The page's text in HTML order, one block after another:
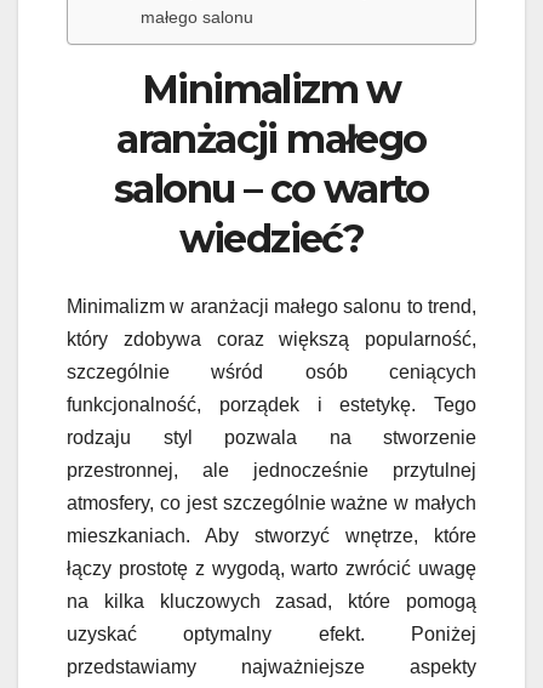
małego salonu
Minimalizm w
aranżacji małego
salonu – co warto
wiedzieć?
Minimalizm w aranżacji małego salonu to trend,
który zdobywa coraz większą popularność,
szczególnie wśród osób ceniących
funkcjonalność, porządek i estetykę. Tego
rodzaju styl pozwala na stworzenie
przestronnej, ale jednocześnie przytulnej
atmosfery, co jest szczególnie ważne w małych
mieszkaniach. Aby stworzyć wnętrze, które
łączy prostotę z wygodą, warto zwrócić uwagę
na kilka kluczowych zasad, które pomogą
uzyskać optymalny efekt. Poniżej
przedstawiamy najważniejsze aspekty